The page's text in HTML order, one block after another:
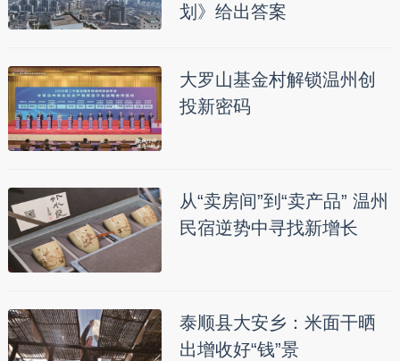
划》给出答案
大罗山基金村解锁温州创
投新密码
从“卖房间”到“卖产品” 温州
民宿逆势中寻找新增长
泰顺县大安乡：米面干晒
出增收好“钱”景